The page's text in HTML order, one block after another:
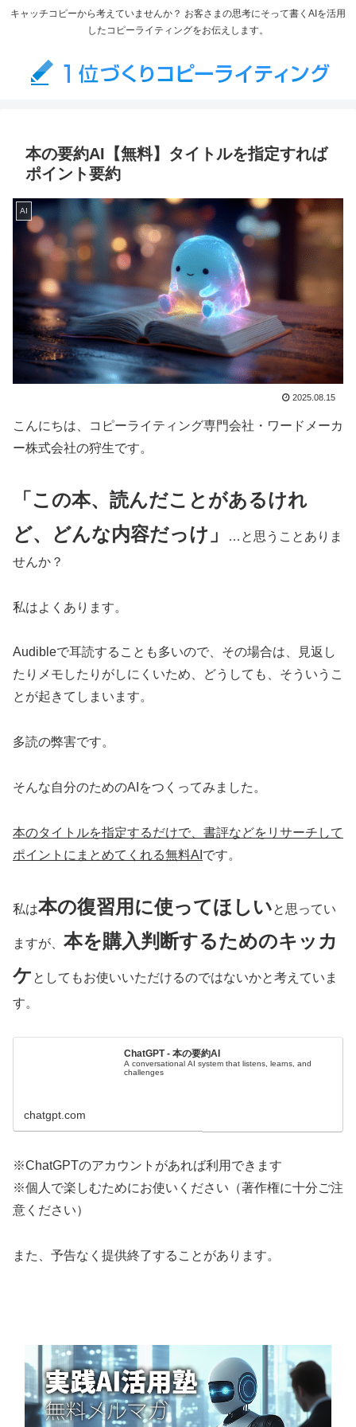
キャッチコピーから考えていませんか？ お客さまの思考にそって書くAIを活用
したコピーライティングをお伝えします。
本の要約AI【無料】タイトルを指定すれば
ポイント要約
AI
2025.08.15
こんにちは、コピーライティング専門会社・ワードメーカ
ー株式会社の狩生です。
「この本、読んだことがあるけれ
ど、どんな内容だっけ」
…と思うことありま
せんか？
私はよくあります。
Audibleで耳読することも多いので、その場合は、見返し
たりメモしたりがしにくいため、どうしても、そういうこ
とが起きてしまいます。
多読の弊害です。
そんな自分のためのAIをつくってみました。
本のタイトルを指定するだけで、書評などをリサーチして
ポイントにまとめてくれる無料AI です。
私は本の復習用に使ってほしいと思ってい
ますが、 本を購入判断するためのキッカ
ケ としてもお使いいただけるのではないかと考えていま
す。
ChatGPT - 本の要約AI
A conversational AI system that listens, learns, and
challenges
chatgpt.com
※ChatGPTのアカウントがあれば利用できます
※個人で楽しむためにお使いください（著作権に十分ご注
意ください）
また、予告なく提供終了することがあります。